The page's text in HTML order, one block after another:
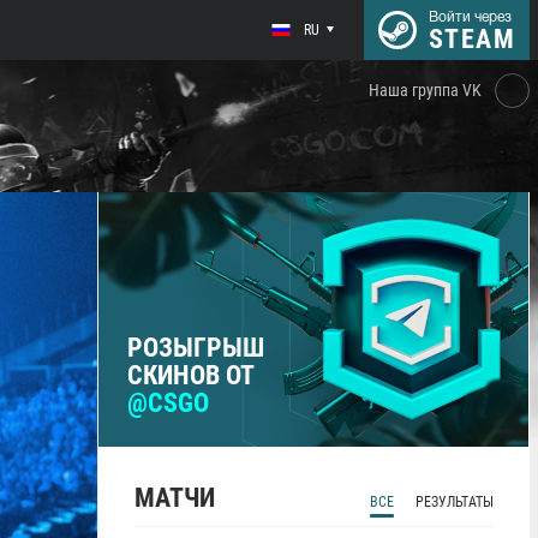
RU
Войти через
STEAM
Наша группа VK
РОЗЫГРЫШ
СКИНОВ ОТ
@CSGO
МАТЧИ ВСЕ РЕЗУЛЬТАТЫ